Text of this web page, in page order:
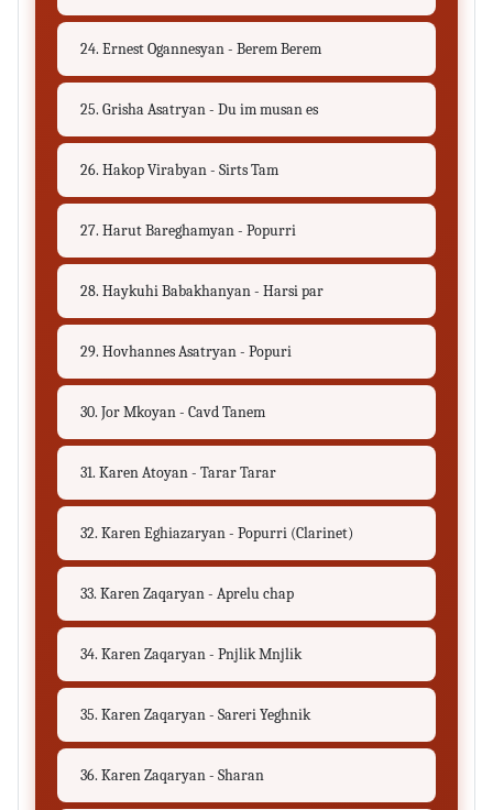
24. Ernest Ogannesyan - Berem Berem
25. Grisha Asatryan - Du im musan es
26. Hakop Virabyan - Sirts Tam
27. Harut Bareghamyan - Popurri
28. Haykuhi Babakhanyan - Harsi par
29. Hovhannes Asatryan - Popuri
30. Jor Mkoyan - Cavd Tanem
31. Karen Atoyan - Tarar Tarar
32. Karen Eghiazaryan - Popurri (Clarinet)
33. Karen Zaqaryan - Aprelu chap
34. Karen Zaqaryan - Pnjlik Mnjlik
35. Karen Zaqaryan - Sareri Yeghnik
36. Karen Zaqaryan - Sharan